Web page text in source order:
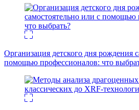
Организация детского дня рождения
помощью профессионалов: что